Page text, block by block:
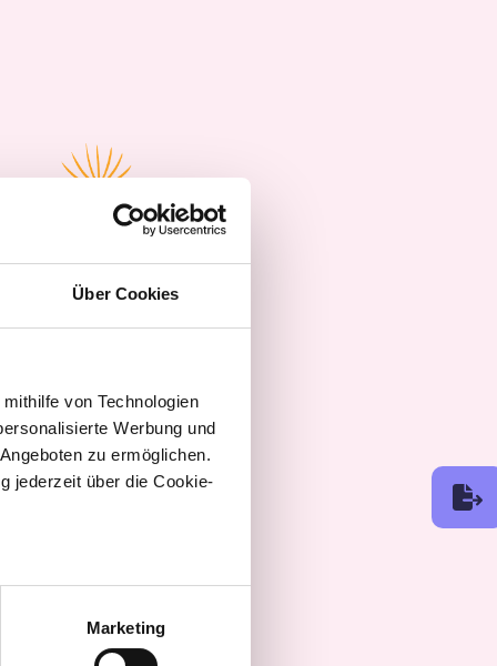
Über Cookies
von Technologien
Werbung und
zu ermöglichen.
jederzeit über die Cookie-
sein können
Präferenzen imAbschnitt
Marketing